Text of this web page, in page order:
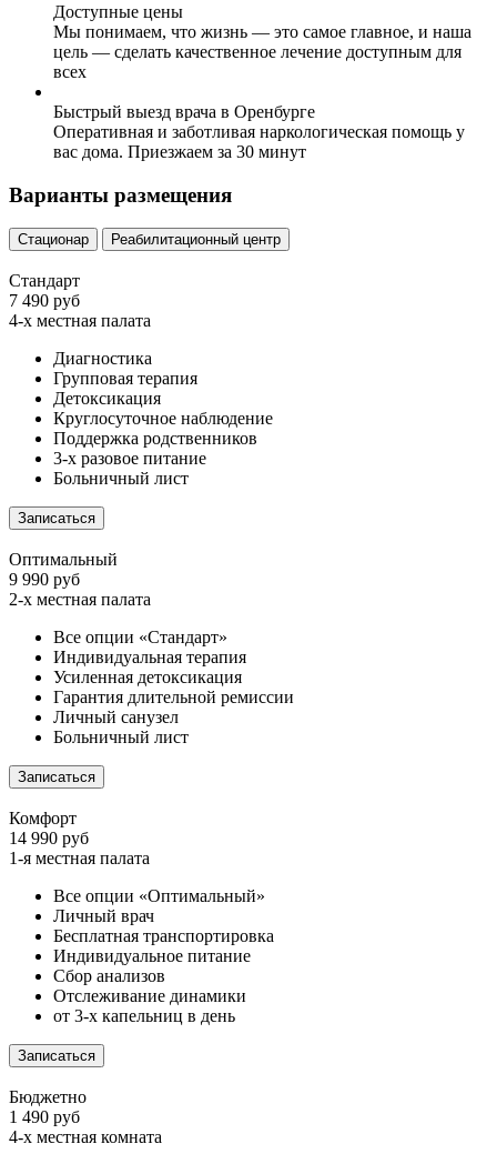
Доступные цены
Мы понимаем, что жизнь — это самое главное, и наша
цель — сделать качественное лечение доступным для
всех
Быстрый выезд врача в Оренбурге
Оперативная и заботливая наркологическая помощь у
вас дома. Приезжаем за 30 минут
Варианты размещения
Стационар Реабилитационный центр
Стандарт
7 490 руб
4-х местная палата
Диагностика
Групповая терапия
Детоксикация
Круглосуточное наблюдение
Поддержка родственников
3-х разовое питание
Больничный лист
Записаться
Оптимальный
9 990 руб
2-х местная палата
Все опции «Стандарт»
Индивидуальная терапия
Усиленная детоксикация
Гарантия длительной ремиссии
Личный санузел
Больничный лист
Записаться
Комфорт
14 990 руб
1-я местная палата
Все опции «Оптимальный»
Личный врач
Бесплатная транспортировка
Индивидуальное питание
Сбор анализов
Отслеживание динамики
от 3-х капельниц в день
Записаться
Бюджетно
1 490 руб
4-х местная комната